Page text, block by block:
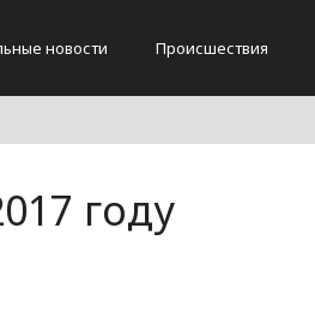
новости Происшествия
году